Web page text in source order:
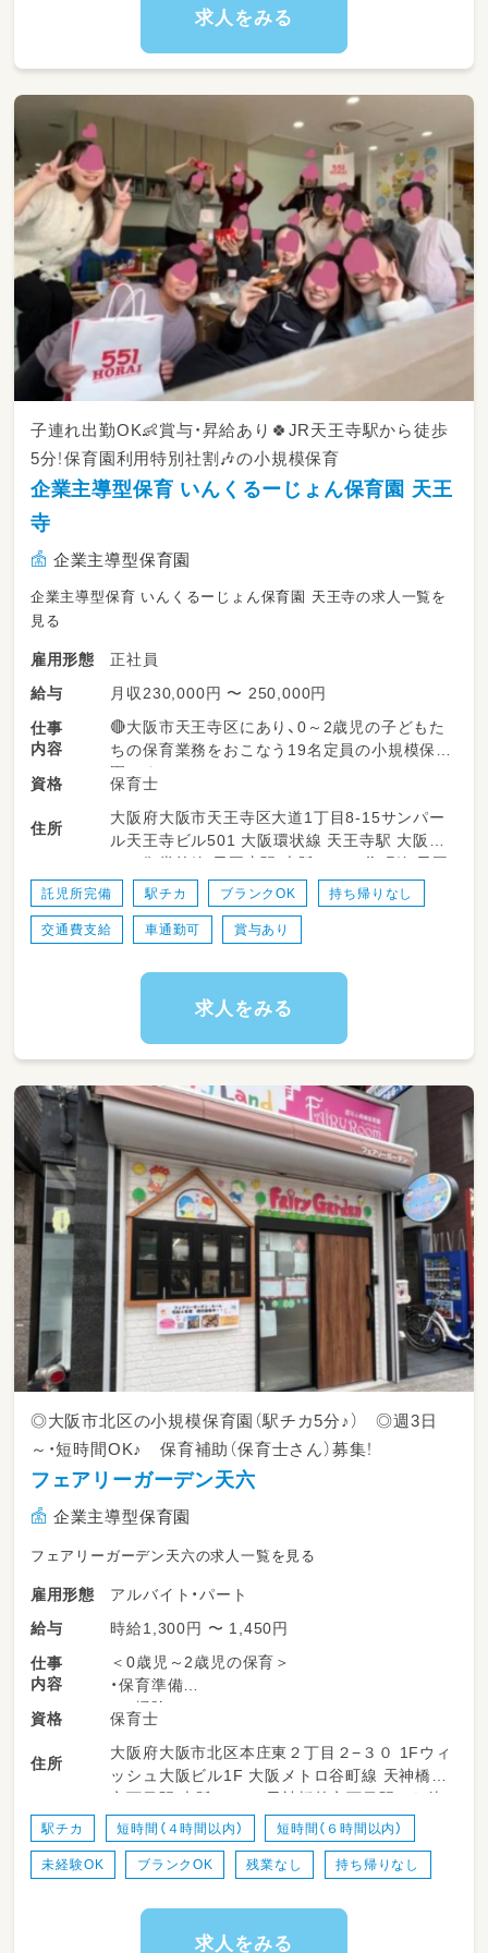
求人をみる
子連れ出勤OK👶賞与・昇給あり🍀JR天王寺駅から徒歩
5分！保育園利用特別社割🎶の小規模保育
企業主導型保育 いんくるーじょん保育園 天王
寺
企業主導型保育園
企業主導型保育 いんくるーじょん保育園 天王寺の求人一覧を
見る
雇用形態
正社員
給与
月収230,000円 〜 250,000円
仕事
内容
🔴大阪市天王寺区にあり、0～2歳児の子どもた
ちの保育業務をおこなう19名定員の小規模保育
園です。
🔴保育士業務
・食事・睡眠・トイレなどの保育全般業務
・保育計画立案や保育記録
・ご家族対応
いていますが、活動内容はみんなで一緒に考え
資格 保育士
住所
大阪府大阪市天王寺区大道1丁目8-15サンパー
ル天王寺ビル501 大阪環状線 天王寺駅 大阪メ
トロ御堂筋線 天王寺駅 大阪メトロ谷町線 天王
寺駅
託児所完備 駅チカ ブランクOK 持ち帰りなし
交通費支給 車通勤可 賞与あり
求人をみる
◎大阪市北区の小規模保育園（駅チカ5分♪） ◎週3日
～・短時間OK♪ 保育補助（保育士さん）募集！
フェアリーガーデン天六
企業主導型保育園
フェアリーガーデン天六の求人一覧を見る
雇用形態
アルバイト・パート
給与
時給1,300円 〜 1,450円
仕事
内容
＜0歳児～2歳児の保育＞
・保育準備
・お掃除
・お散歩の付き添い
・お昼寝中の見守り
・連絡帳や日誌の記入もお願いする場合がござ
〈こんな方が向いています♪〉
・お子さまの事もスタッフの事も大事にできる
・担任を主で行うより影でサポートしたい方
・人の役に立ちたい、何より子どもが大好きな
資格 保育士
住所
大阪府大阪市北区本庄東２丁目２−３０ 1Fウィ
ッシュ大阪ビル1F 大阪メトロ谷町線 天神橋筋
六丁目駅 大阪メトロ 天神橋筋六丁目駅から徒
歩で5分 大阪メトロ堺筋線 天神橋筋六丁目駅
大阪メトロ 天神橋筋六丁目駅から徒歩で5分
駅チカ 短時間（４時間以内） 短時間（６時間以内）
未経験OK ブランクOK 残業なし 持ち帰りなし
求人をみる